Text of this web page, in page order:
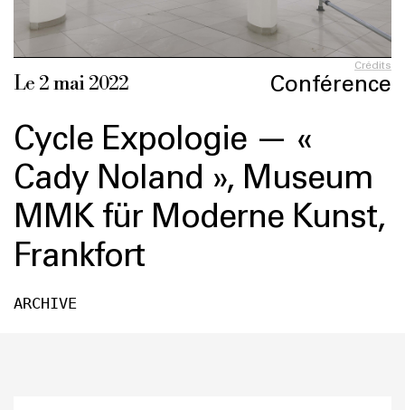
Crédits
Le 2 mai 2022 Conférence
Cycle Expologie — «
Cady Noland », Museum
MMK für Moderne Kunst,
Frankfort
ARCHIVE